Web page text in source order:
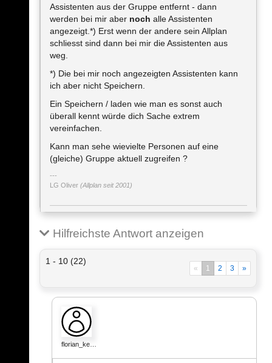
Assistenten aus der Gruppe entfernt - dann
werden bei mir aber noch alle Assistenten
angezeigt.*) Erst wenn der andere sein Allplan
schliesst sind dann bei mir die Assistenten aus
weg.
*) Die bei mir noch angezeigten Assistenten kann
ich aber nicht Speichern.
Ein Speichern / laden wie man es sonst auch
überall kennt würde dich Sache extrem
vereinfachen.
Kann man sehe wievielte Personen auf eine
(gleiche) Gruppe aktuell zugreifen ?
LG Oliver (Allplan seit 2001)
Hilfreichste Antwort anzeigen
1 - 10 (22)
« 1 2 3 »
florian_ke…